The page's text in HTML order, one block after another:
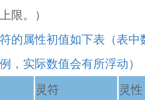
限。）
的属性初值如下表（表中
，实际数值会有所浮动）
灵符
灵性